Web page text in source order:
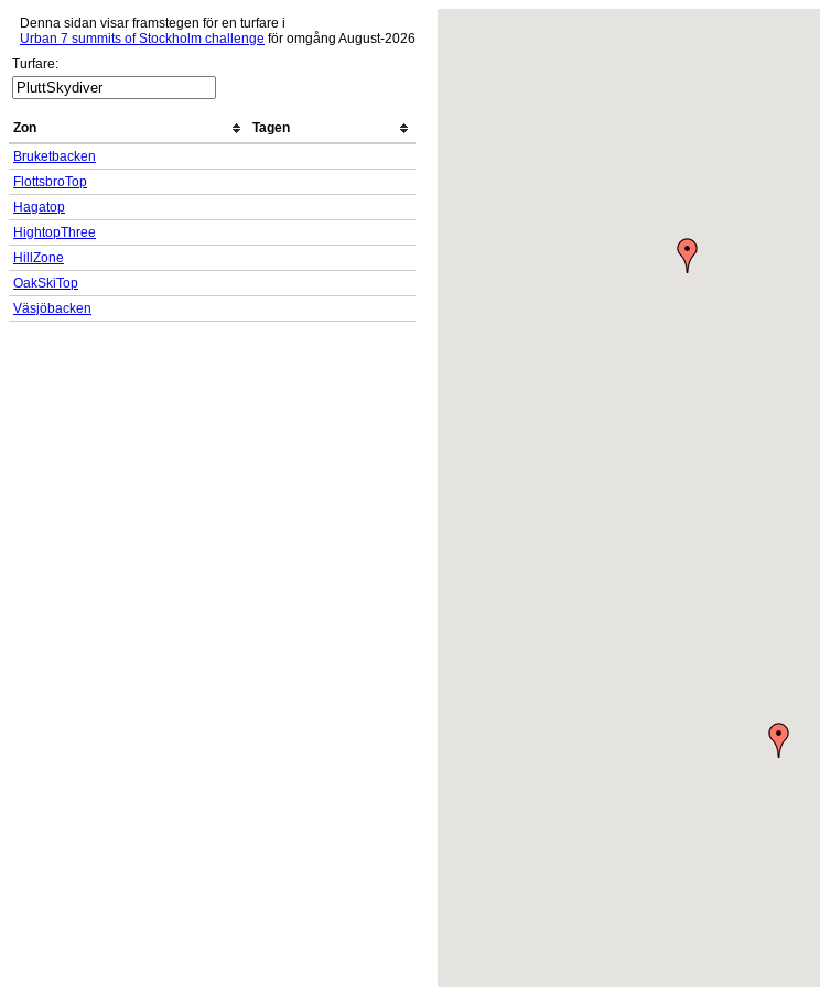
Denna sidan visar framstegen för en turfare i
Urban 7 summits of Stockholm challenge för omgång August-2026
Turfare:
Zon
Tagen
Bruketbacken
FlottsbroTop
Hagatop
HightopThree
HillZone
OakSkiTop
Väsjöbacken